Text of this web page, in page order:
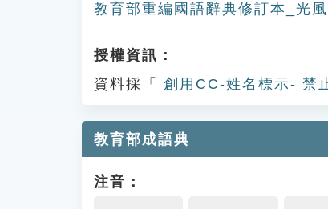
教育部重編國語辭典修訂本_光風
授權資訊：
資料採「
創用CC-姓名標示- 禁
教育部成語典
注音：